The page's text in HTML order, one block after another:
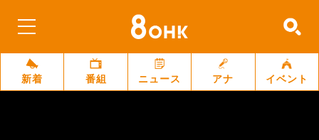
新着 番組 ニュース アナ イベント